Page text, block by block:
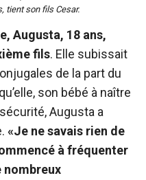
tient son fils Cesar.
Augusta, 18 ans,
fils. Elle subissait
de la part du
son bébé à naître
Augusta a
«Je ne savais rien de
à fréquenter
nombreux